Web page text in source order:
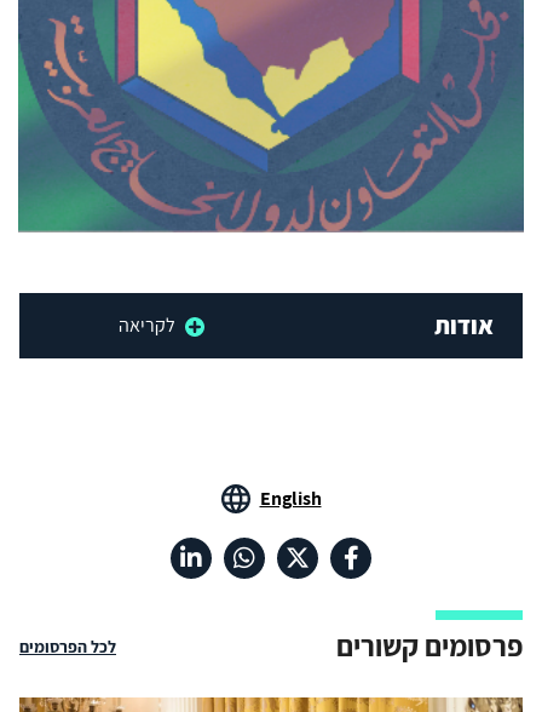
אודות לקריאה
English
פרסומים קשורים לכל הפרסומים